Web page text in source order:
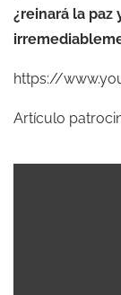
¿reinará la paz
https://
Artículo